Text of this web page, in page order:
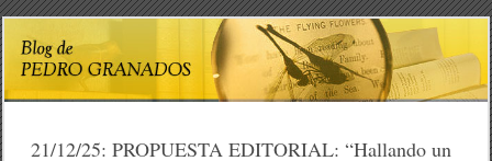
21/12/25:PROPUESTA EDITORIAL: “Hallando un